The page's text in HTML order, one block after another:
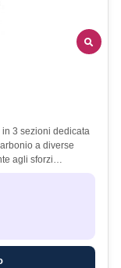
3 sezioni dedicata
a diverse
agli sforzi…